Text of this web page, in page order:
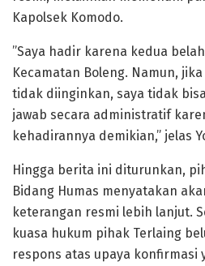
Kapolsek Komodo.
​”Saya hadir karena kedua
Kecamatan Boleng. Namun,
tidak diinginkan, saya tidak
jawab secara administratif
kehadirannya demikian,” jelas
​Hingga berita ini diturunkan,
Bidang Humas menyatakan
keterangan resmi lebih lanjut.
kuasa hukum pihak Terlaing
respons atas upaya konfirmasi